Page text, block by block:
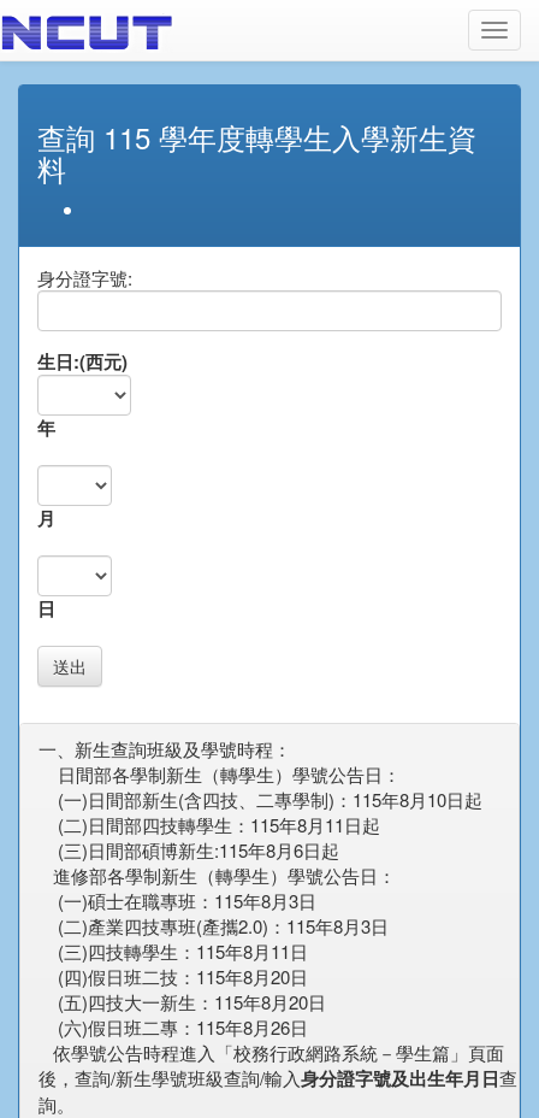
查詢 115 學年度轉學生入學新生資
料
身分證字號:
生日:(西元)
年
月
日
送出
一、 新生查詢班級及學號時程：
日間部各學制新生（轉學生）學號公告日：
(一)日間部新生(含四技、二專學制)：115年8月10日起
(二)日間部四技轉學生：115年8月11日起
(三)日間部碩博新生:115年8月6日起
進修部各學制新生（轉學生）學號公告日：
(一)碩士在職專班：115年8月3日
(二)產業四技專班(產攜2.0)：115年8月3日
(三)四技轉學生：115年8月11日
(四)假日班二技：115年8月20日
(五)四技大一新生：115年8月20日
(六)假日班二專：115年8月26日
依學號公告時程進入「校務行政網路系統－學生篇」頁面
後，查詢/新生學號班級查詢/輸入身分證字號及出生年月日查
詢。